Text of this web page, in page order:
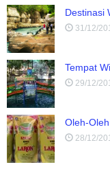
Destinasi
31/12/
Tempat
29/12/
Oleh-
28/12/